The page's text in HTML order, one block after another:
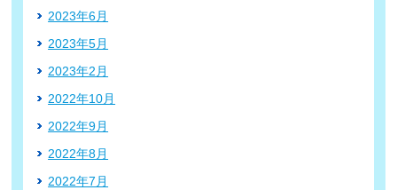
2023年6月
2023年5月
2023年2月
2022年10月
2022年9月
2022年8月
2022年7月